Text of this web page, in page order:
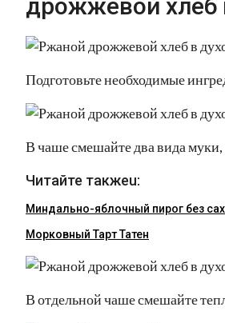
дрожжевой хлеб
Подготовьте необходимые
В чаше смешайте два вида
Читайте такжеu:
Миндально-яблочный пирог без
Морковный Тарт Татен
В отдельной чаше смешайте